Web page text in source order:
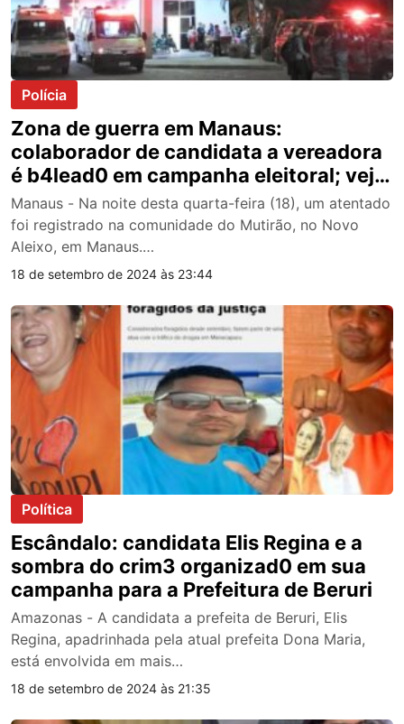
Polícia
Zona de guerra em Manaus:
colaborador de candidata a vereadora
é b4lead0 em campanha eleitoral; veja
vídeo
Manaus - Na noite desta quarta-feira (18), um atentado
foi registrado na comunidade do Mutirão, no Novo
Aleixo, em Manaus.…
18 de setembro de 2024 às 23:44
Política
Escândalo: candidata Elis Regina e a
sombra do crim3 organizad0 em sua
campanha para a Prefeitura de Beruri
Amazonas - A candidata a prefeita de Beruri, Elis
Regina, apadrinhada pela atual prefeita Dona Maria,
está envolvida em mais…
18 de setembro de 2024 às 21:35